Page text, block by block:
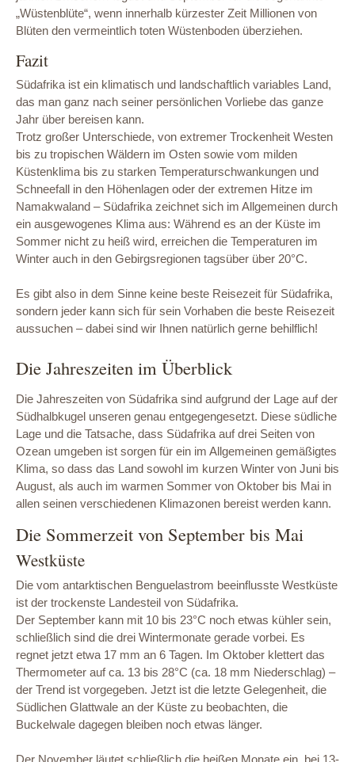
„Wüstenblüte“, wenn innerhalb kürzester Zeit Millionen von
Blüten den vermeintlich toten Wüstenboden überziehen.
Fazit
Südafrika ist ein klimatisch und landschaftlich variables Land,
das man ganz nach seiner persönlichen Vorliebe das ganze
Jahr über bereisen kann.
Trotz großer Unterschiede, von extremer Trockenheit Westen
bis zu tropischen Wäldern im Osten sowie vom milden
Küstenklima bis zu starken Temperaturschwankungen und
Schneefall in den Höhenlagen oder der extremen Hitze im
Namakwaland – Südafrika zeichnet sich im Allgemeinen durch
ein ausgewogenes Klima aus: Während es an der Küste im
Sommer nicht zu heiß wird, erreichen die Temperaturen im
Winter auch in den Gebirgsregionen tagsüber über 20°C.
Es gibt also in dem Sinne keine beste Reisezeit für Südafrika,
sondern jeder kann sich für sein Vorhaben die beste Reisezeit
aussuchen – dabei sind wir Ihnen natürlich gerne behilflich!
Die Jahreszeiten im Überblick
Die Jahreszeiten von Südafrika sind aufgrund der Lage auf der
Südhalbkugel unseren genau entgegengesetzt. Diese südliche
Lage und die Tatsache, dass Südafrika auf drei Seiten von
Ozean umgeben ist sorgen für ein im Allgemeinen gemäßigtes
Klima, so dass das Land sowohl im kurzen Winter von Juni bis
August, als auch im warmen Sommer von Oktober bis Mai in
allen seinen verschiedenen Klimazonen bereist werden kann.
Die Sommerzeit von September bis Mai
Westküste
Die vom antarktischen Benguelastrom beeinflusste Westküste
ist der trockenste Landesteil von Südafrika.
Der September kann mit 10 bis 23°C noch etwas kühler sein,
schließlich sind die drei Wintermonate gerade vorbei. Es
regnet jetzt etwa 17 mm an 6 Tagen. Im Oktober klettert das
Thermometer auf ca. 13 bis 28°C (ca. 18 mm Niederschlag) –
der Trend ist vorgegeben. Jetzt ist die letzte Gelegenheit, die
Südlichen Glattwale an der Küste zu beobachten, die
Buckelwale dagegen bleiben noch etwas länger.
Der November läutet schließlich die heißen Monate ein, bei 13-